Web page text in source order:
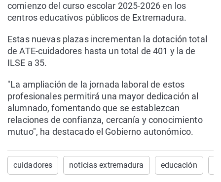
comienzo del curso escolar 2025-2026 en los
centros educativos públicos de Extremadura.
Estas nuevas plazas incrementan la dotación total
de ATE-cuidadores hasta un total de 401 y la de
ILSE a 35.
"La ampliación de la jornada laboral de estos
profesionales permitirá una mayor dedicación al
alumnado, fomentando que se establezcan
relaciones de confianza, cercanía y conocimiento
mutuo", ha destacado el Gobierno autonómico.
cuidadores noticias extremadura educación